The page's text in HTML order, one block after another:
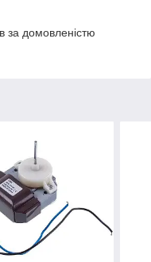
за домовленістю